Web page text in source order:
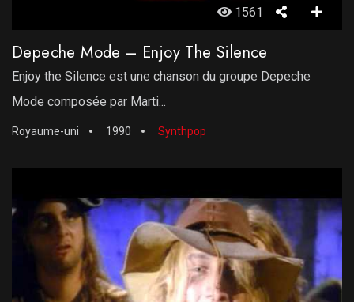
1561
Depeche Mode – Enjoy The Silence
Enjoy the Silence est une chanson du groupe Depeche
Mode composée par Marti...
Royaume-uni 1990 Synthpop